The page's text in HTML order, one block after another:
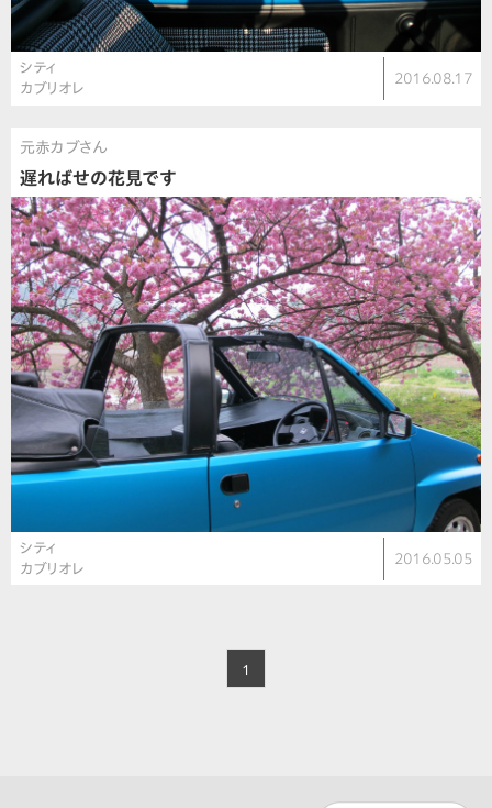
シティ
カブリオレ
2016.08.17
元赤カブさん
遅ればせの花見です
シティ
カブリオレ
2016.05.05
1